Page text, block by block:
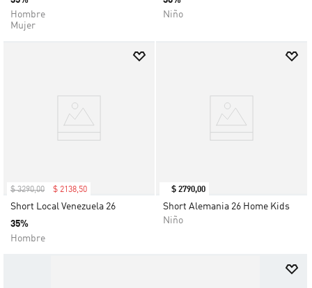
Hombre
Mujer
Niño
$ 3290,00 $ 2138,50
Short Local Venezuela 26
35%
Hombre
$ 2790,00
Short Alemania 26 Home Kids
Niño